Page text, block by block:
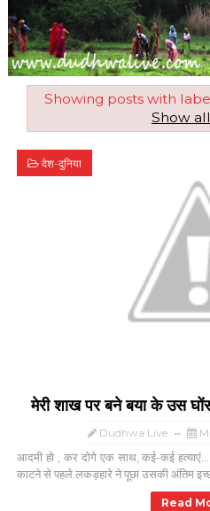
Showing posts with
Show
देश-दुनिया
मेरी शाख पर बने बया के उस
Dudhwa Live
आदमी हो , कर दोगे एक साथ, कई-कई
काटने से पहले लकड़हारे ने पूछा उसकी अंतिम
Read